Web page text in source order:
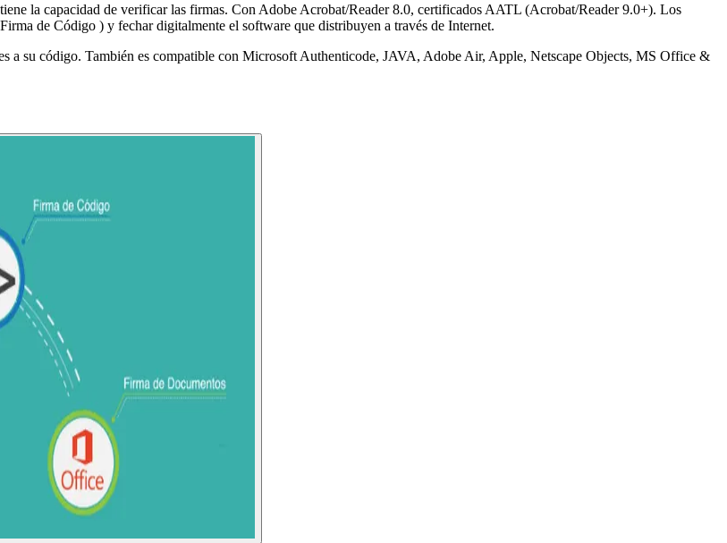
la capacidad de verificar las firmas. Con Adobe Acrobat/Reader 8.0, certificados AATL (Acrobat/Reader 9.0+). Los
de Código ) y fechar digitalmente el software que distribuyen a través de Internet.
a su código. También es compatible con Microsoft Authenticode, JAVA, Adobe Air, Apple, Netscape Objects, MS Office &